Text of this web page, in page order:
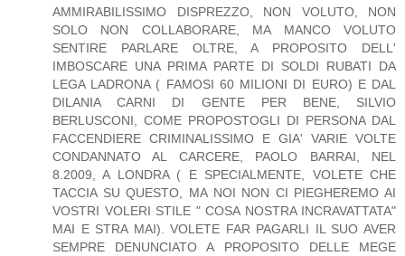
AMMIRABILISSIMO DISPREZZO, NON VOLUTO, NON
SOLO NON COLLABORARE, MA MANCO VOLUTO
SENTIRE PARLARE OLTRE, A PROPOSITO DELL'
IMBOSCARE UNA PRIMA PARTE DI SOLDI RUBATI DA
LEGA LADRONA ( FAMOSI 60 MILIONI DI EURO) E DAL
DILANIA CARNI DI GENTE PER BENE, SILVIO
BERLUSCONI, COME PROPOSTOGLI DI PERSONA DAL
FACCENDIERE CRIMINALISSIMO E GIA' VARIE VOLTE
CONDANNATO AL CARCERE, PAOLO BARRAI, NEL
8.2009, A LONDRA ( E SPECIALMENTE, VOLETE CHE
TACCIA SU QUESTO, MA NOI NON CI PIEGHEREMO AI
VOSTRI VOLERI STILE " COSA NOSTRA INCRAVATTATA"
MAI E STRA MAI). VOLETE FAR PAGARLI IL SUO AVER
SEMPRE DENUNCIATO A PROPOSITO DELLE MEGE